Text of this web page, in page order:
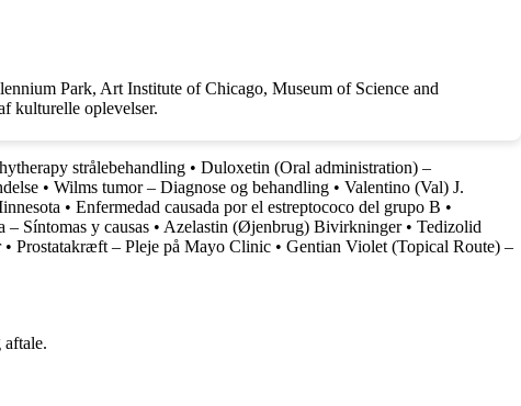
Park, Art Institute of Chicago, Museum of Science and
kulturelle oplevelser.
strålebehandling • Duloxetin (Oral administration) –
• Wilms tumor – Diagnose og behandling • Valentino (Val) J.
• Enfermedad causada por el estreptococo del grupo B •
– Síntomas y causas • Azelastin (Øjenbrug) Bivirkninger• Tedizolid
• Prostatakræft – Pleje på Mayo Clinic • Gentian Violet (Topical Route) –